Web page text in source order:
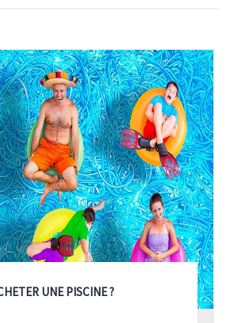
UNE PISCINE ?